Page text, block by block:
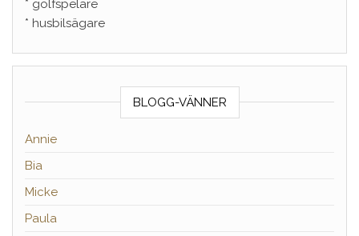
* golfspelare
* husbilsägare
BLOGG-VÄNNER
Annie
Bia
Micke
Paula